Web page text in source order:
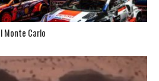
Monte Carlo